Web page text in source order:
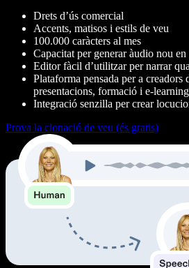
Drets d’ús comercial
Accents, matisos i estils de veu
100.000 caràcters al mes
Capacitat per generar àudio nou en
Editor fàcil d’utilitzar per narrar
Plataforma pensada per a creadors
presentacions, formació i e-
Integració senzilla per crear
Prova la clonació de veu (és gratis)